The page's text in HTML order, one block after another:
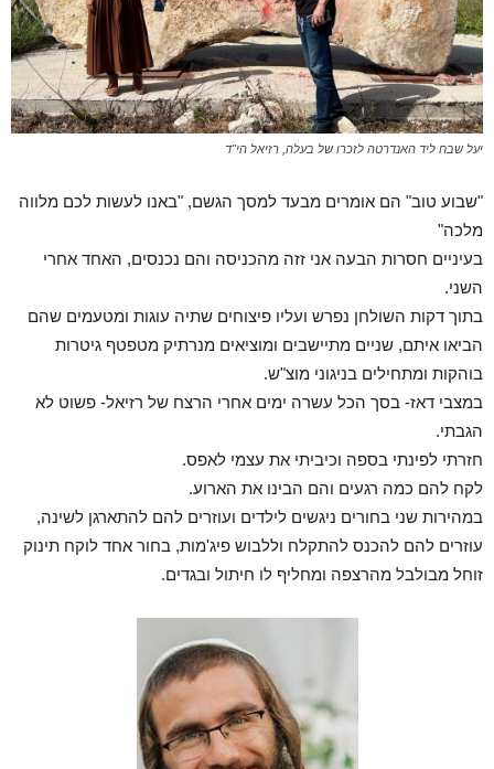
יעל שבח ליד האנדרטה לזכרו של בעלה, רזיאל הי"ד
"שבוע טוב" הם אומרים מבעד למסך הגשם, "באנו לעשות לכם מלווה
מלכה"
בעיניים חסרות הבעה אני זזה מהכניסה והם נכנסים, האחד אחרי
השני.
בתוך דקות השולחן נפרש ועליו פיצוחים שתיה עוגות ומטעמים שהם
הביאו איתם, שניים מתיישבים ומוציאים מנרתיק מטפטף גיטרות
בוהקות ומתחילים בניגוני מוצ"ש.
במצבי דאז- בסך הכל עשרה ימים אחרי הרצח של רזיאל- פשוט לא
הגבתי.
חזרתי לפינתי בספה וכיביתי את עצמי לאפס.
לקח להם כמה רגעים והם הבינו את הארוע.
במהירות שני בחורים ניגשים לילדים ועוזרים להם להתארגן לשינה,
עוזרים להם להכנס להתקלח וללבוש פיג'מות, בחור אחד לוקח תינוק
זוחל מבולבל מהרצפה ומחליף לו חיתול ובגדים.